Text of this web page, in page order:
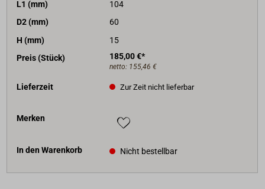
L1 (mm)
104
D2 (mm)
60
H (mm)
15
Preis (Stück)
185,00 €*
netto: 155,46 €
Lieferzeit Zur Zeit nicht lieferbar
Merken
In den Warenkorb Nicht bestellbar